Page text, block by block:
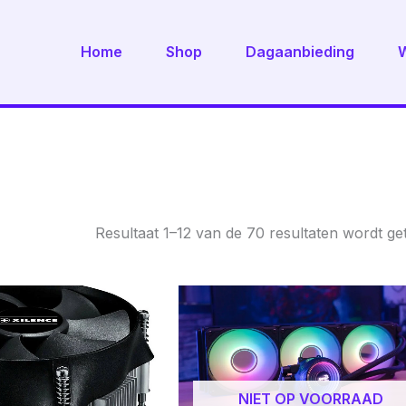
Home Shop Dagaanbieding
Resultaat 1–12 van de 70 resultaten wordt
NIET OP VOORRAAD